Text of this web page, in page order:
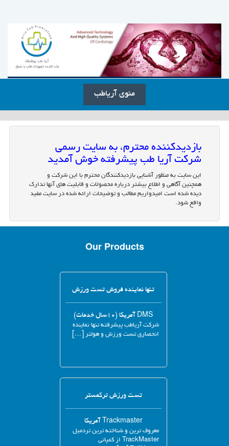
منوی آریاطب
بازدیدکننده محترم، به سایت رسمی
شرکت آریا طب پیشرفته خوش آمدید
این سایت به منظور آشنایی بازدیدکنندگان محترم با این شرکت و
همچنین آگاهی و اطلاع بیشتر درباره محصولات و قابلیت های آنها تدارک
دیده شده است امیدواریم مطالب و توضیحات ارائه شده در سایت مفید
واقع شود.
Our Products
تنها نماینده فروش تست ورزش
DMS آمریکا (۱۰سال خدمات)
شرکت آریاطب پیشرفته تنها نماینده
انحصاری تست ورزش و هولتر […]
تست ورزش ترکمستر
Trackmaster آمریکا
معروف ترین و شناخته ترین تردمیل
TrackMaster از کمپانی